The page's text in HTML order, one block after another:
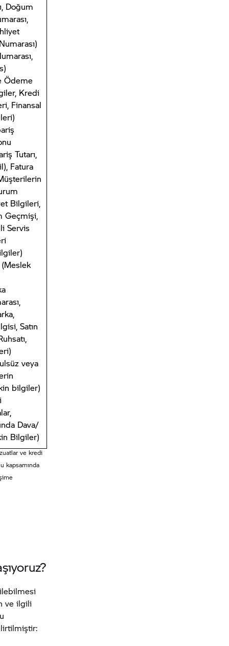
Doğum
Ödeme
Kredi
Finansal
Tutarı,
Fatura
Bilgileri,
Geçmişi,
Servis
Satın
veya
bilgiler)
Dava/
Bilgiler)
ve kredi
kapsamında
ve ilgili